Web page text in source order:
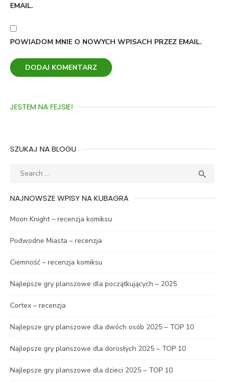
EMAIL.
POWIADOM MNIE O NOWYCH WPISACH PRZEZ EMAIL.
JESTEM NA FEJSIE!
SZUKAJ NA BLOGU
Search

NAJNOWSZE WPISY NA KUBAGRA
Moon Knight – recenzja komiksu
Podwodne Miasta – recenzja
Ciemność – recenzja komiksu
Najlepsze gry planszowe dla początkujących – 2025
Cortex – recenzja
Najlepsze gry planszowe dla dwóch osób 2025 – TOP 10
Najlepsze gry planszowe dla dorosłych 2025 – TOP 10
Najlepsze gry planszowe dla dzieci 2025 – TOP 10